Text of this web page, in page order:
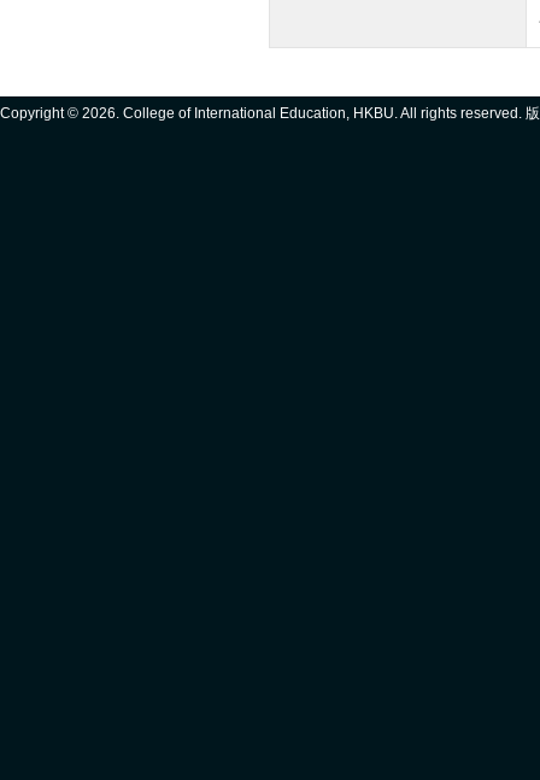
Copyright © 2026. College of International Education, HKBU. All rights reserved.